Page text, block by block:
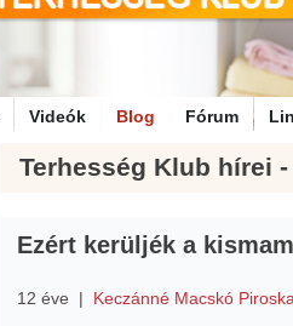
Videók Blog Fórum
Terhesség Klub hírei
Ezért kerüljék a
12 éve | Keczánné Macskó